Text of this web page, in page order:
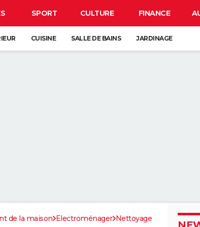
SPORT CULTURE FINANCE
CUISINE SALLE DE BAINS JARDINAGE
de la maison Electroménager Nettoyage